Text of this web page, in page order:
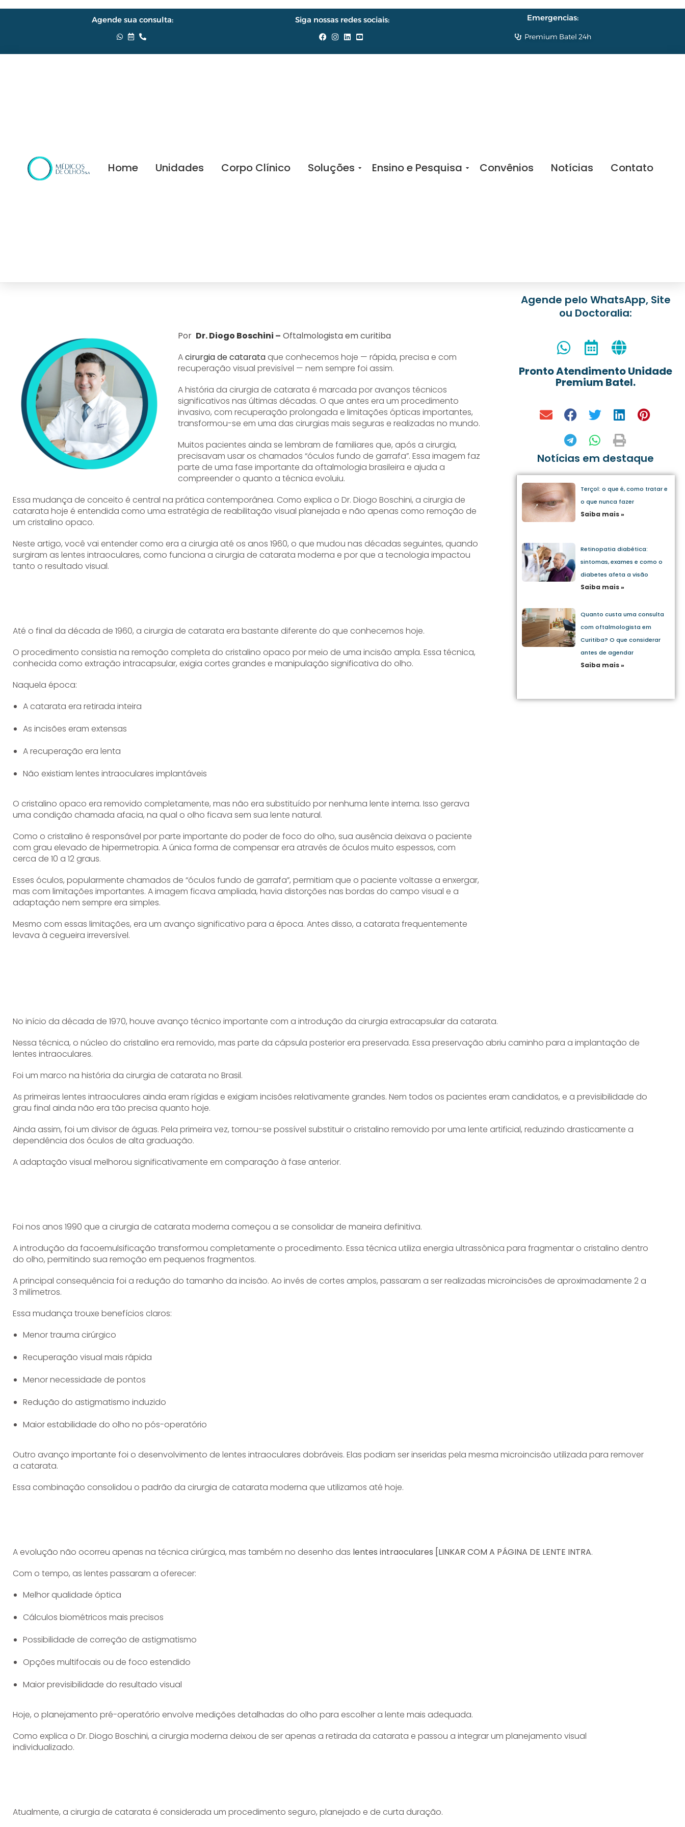
Agende sua consulta: Siga nossas redes sociais: Emergencias:
Premium Batel 24h
Home Unidades Corpo Clínico Soluções Ensino e Pesquisa Convênios Notícias Contato
Por Dr. Diogo Boschini – Oftalmologista em curitiba
Acirurgia de catarata que conhecemos hoje — rápida, precisa e com
recuperação visual previsível — nem sempre foi assim.
A história da cirurgia de catarata é marcada por avanços técnicos
significativos nas últimas décadas. O que antes era um procedimento
invasivo, com recuperação prolongada e limitações ópticas importantes,
transformou-se em uma das cirurgias mais seguras e realizadas no mundo.
Muitos pacientes ainda se lembram de familiares que, após a cirurgia,
precisavam usar os chamados “óculos fundo de garrafa”. Essa imagem faz
parte de uma fase importante da oftalmologia brasileira e ajuda a
compreender o quanto a técnica evoluiu.
Essa mudança de conceito é central na prática contemporânea. Como explica o Dr. Diogo Boschini, a cirurgia de
catarata hoje é entendida como uma estratégia de reabilitação visual planejada e não apenas como remoção de
um cristalino opaco.
Neste artigo, você vai entender como era a cirurgia até os anos 1960, o que mudou nas décadas seguintes, quando
surgiram as lentes intraoculares, como funciona a cirurgia de catarata moderna e por que a tecnologia impactou
tanto o resultado visual.
Até o final da década de 1960, a cirurgia de catarata era bastante diferente do que conhecemos hoje.
O procedimento consistia na remoção completa do cristalino opaco por meio de uma incisão ampla. Essa técnica,
conhecida como extração intracapsular, exigia cortes grandes e manipulação significativa do olho.
Naquela época:
A catarata era retirada inteira
As incisões eram extensas
A recuperação era lenta
Não existiam lentes intraoculares implantáveis
O cristalino opaco era removido completamente, mas não era substituído por nenhuma lente interna. Isso gerava
uma condição chamada afacia, na qual o olho ficava sem sua lente natural.
Como o cristalino é responsável por parte importante do poder de foco do olho, sua ausência deixava o paciente
com grau elevado de hipermetropia. A única forma de compensar era através de óculos muito espessos, com
cerca de 10 a 12 graus.
Esses óculos, popularmente chamados de “óculos fundo de garrafa”, permitiam que o paciente voltasse a enxergar,
mas com limitações importantes. A imagem ficava ampliada, havia distorções nas bordas do campo visual e a
adaptação nem sempre era simples.
Mesmo com essas limitações, era um avanço significativo para a época. Antes disso, a catarata frequentemente
levava à cegueira irreversível.
Agende pelo WhatsApp, Site
ou Doctoralia:
Pronto Atendimento Unidade
Premium Batel.
Notícias em destaque
Terçol: o que é, como tratar e
o que nunca fazer
Saiba mais »
Retinopatia diabética:
sintomas, exames e como o
diabetes afeta a visão
Saiba mais »
Quanto custa uma consulta
com oftalmologista em
Curitiba? O que considerar
antes de agendar
Saiba mais »
No início da década de 1970, houve avanço técnico importante com a introdução da cirurgia extracapsular da catarata.
Nessa técnica, o núcleo do cristalino era removido, mas parte da cápsula posterior era preservada. Essa preservação abriu caminho para a implantação de
lentes intraoculares.
Foi um marco na história da cirurgia de catarata no Brasil.
As primeiras lentes intraoculares ainda eram rígidas e exigiam incisões relativamente grandes. Nem todos os pacientes eram candidatos, e a previsibilidade do
grau final ainda não era tão precisa quanto hoje.
Ainda assim, foi um divisor de águas. Pela primeira vez, tornou-se possível substituir o cristalino removido por uma lente artificial, reduzindo drasticamente a
dependência dos óculos de alta graduação.
A adaptação visual melhorou significativamente em comparação à fase anterior.
Foi nos anos 1990 que a cirurgia de catarata moderna começou a se consolidar de maneira definitiva.
A introdução da facoemulsificação transformou completamente o procedimento. Essa técnica utiliza energia ultrassônica para fragmentar o cristalino dentro
do olho, permitindo sua remoção em pequenos fragmentos.
A principal consequência foi a redução do tamanho da incisão. Ao invés de cortes amplos, passaram a ser realizadas microincisões de aproximadamente 2 a
3 milímetros.
Essa mudança trouxe benefícios claros:
Menor trauma cirúrgico
Recuperação visual mais rápida
Menor necessidade de pontos
Redução do astigmatismo induzido
Maior estabilidade do olho no pós-operatório
Outro avanço importante foi o desenvolvimento de lentes intraoculares dobráveis. Elas podiam ser inseridas pela mesma microincisão utilizada para remover
a catarata.
Essa combinação consolidou o padrão da cirurgia de catarata moderna que utilizamos até hoje.
A evolução não ocorreu apenas na técnica cirúrgica, mas também no desenho das lentes intraoculares [LINKAR COM A PÁGINA DE LENTE INTRA.
Com o tempo, as lentes passaram a oferecer:
Melhor qualidade óptica
Cálculos biométricos mais precisos
Possibilidade de correção de astigmatismo
Opções multifocais ou de foco estendido
Maior previsibilidade do resultado visual
Hoje, o planejamento pré-operatório envolve medições detalhadas do olho para escolher a lente mais adequada.
Como explica o Dr. Diogo Boschini, a cirurgia moderna deixou de ser apenas a retirada da catarata e passou a integrar um planejamento visual
individualizado.
Atualmente, a cirurgia de catarata é considerada um procedimento seguro, planejado e de curta duração.